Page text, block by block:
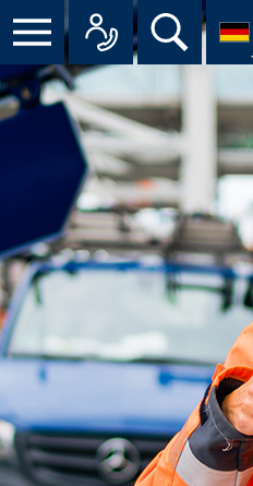
Menü Alle Suche